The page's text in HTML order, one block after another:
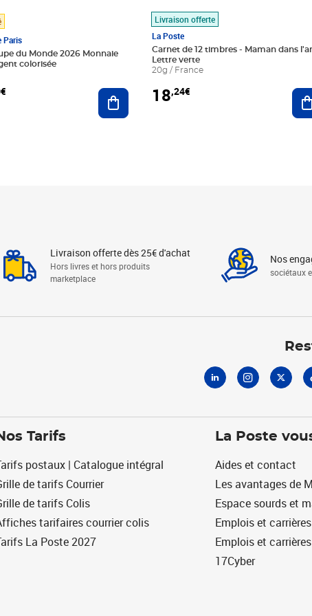
Paris
du Monde 2026 Monnaie
colorisée
Ajouter au panier
Livraison offerte
La Poste
Carnet de 12 timbres - Maman dans
Lettre verte
20g / France
18,24€
Livraison offerte dès 25€ d'achat
Hors livres et hors produits
marketplace
Nos
sociétaux
Tarifs
postaux | Catalogue intégral
de tarifs Courrier
de tarifs Colis
tarifaires courrier colis
La Poste 2027
La Poste
Aides et contact
Les avantages de
Espace sourds et
Emplois et
Emplois et
17Cyber